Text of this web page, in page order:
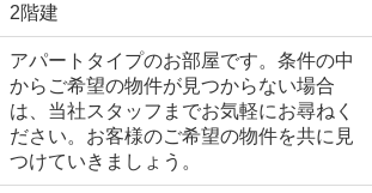
2階建
アパートタイプのお部屋です。条件の中
からご希望の物件が見つからない場合
は、当社スタッフまでお気軽にお尋ねく
ださい。お客様のご希望の物件を共に見
つけていきましょう。